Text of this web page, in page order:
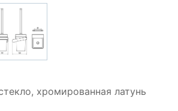
хромированная латунь